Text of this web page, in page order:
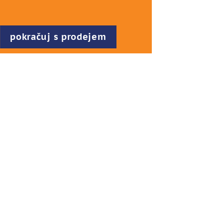
pokračuj s prodejem